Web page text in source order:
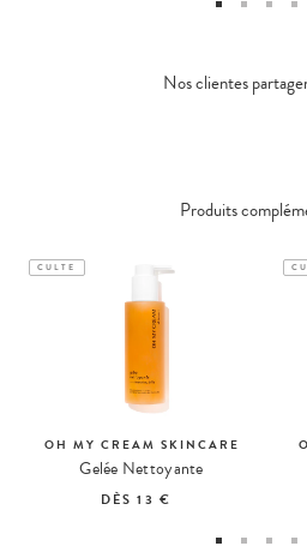
Nos clientes
Produits
CULTE
OH MY CREAM SKINCARE
Gelée Nettoyante
DÈS13 €